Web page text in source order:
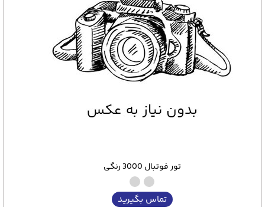
تور فوتبال 3000 رنگی
تماس بگیرید